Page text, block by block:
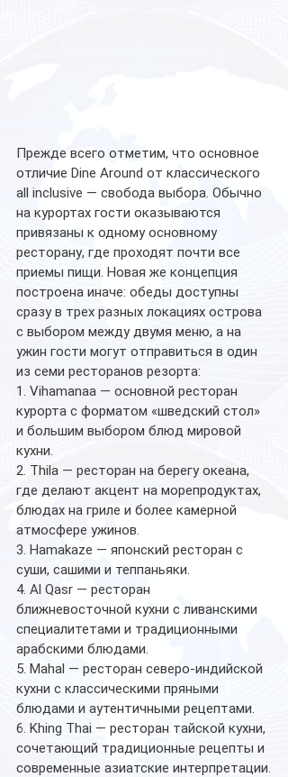
Прежде всего отметим, что основное
отличие Dine Around от классического
all inclusive — свобода выбора. Обычно
на курортах гости оказываются
привязаны к одному основному
ресторану, где проходят почти все
приемы пищи. Новая же концепция
построена иначе: обеды доступны
сразу в трех разных локациях острова
с выбором между двумя меню, а на
ужин гости могут отправиться в один
из семи ресторанов резорта:
1. Vihamanaa — основной ресторан
курорта с форматом «шведский стол»
и большим выбором блюд мировой
кухни.
2. Thila — ресторан на берегу океана,
где делают акцент на морепродуктах,
блюдах на гриле и более камерной
атмосфере ужинов.
3. Hamakaze — японский ресторан с
суши, сашими и теппаньяки.
4. Al Qasr — ресторан
ближневосточной кухни с ливанскими
специалитетами и традиционными
арабскими блюдами.
5. Mahal — ресторан северо-индийской
кухни с классическими пряными
блюдами и аутентичными рецептами.
6. Khing Thai — ресторан тайской кухни,
сочетающий традиционные рецепты и
современные азиатские интерпретации.